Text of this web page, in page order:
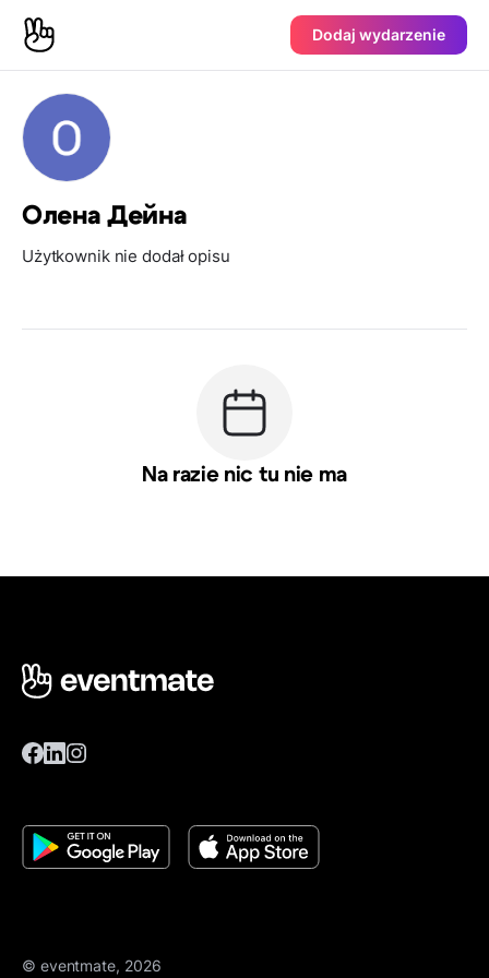
Dodaj wydarzenie
Олена Дейна
Użytkownik nie dodał opisu
Na razie nic tu nie ma
© eventmate, 2026